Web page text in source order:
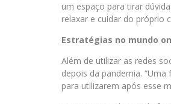
um espaço para tirar
relaxar e cuidar do próprio
Estratégias no mundo
Além de utilizar as redes
depois da pandemia.
para utilizarem após esse